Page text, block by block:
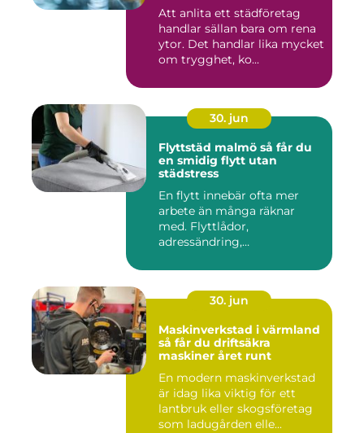
Att anlita ett städföretag
handlar sällan bara om rena
ytor. Det handlar lika mycket
om trygghet, ko...
30. jun
Flyttstäd malmö så får du
en smidig flytt utan
städstress
En flytt innebär ofta mer
arbete än många räknar
med. Flyttlådor,
adressändring,
30. jun
Maskinverkstad i värmland
så får du driftsäkra
maskiner året runt
En modern maskinverkstad
är idag lika viktig för ett
lantbruk eller skogsföretag
som ladugården elle...